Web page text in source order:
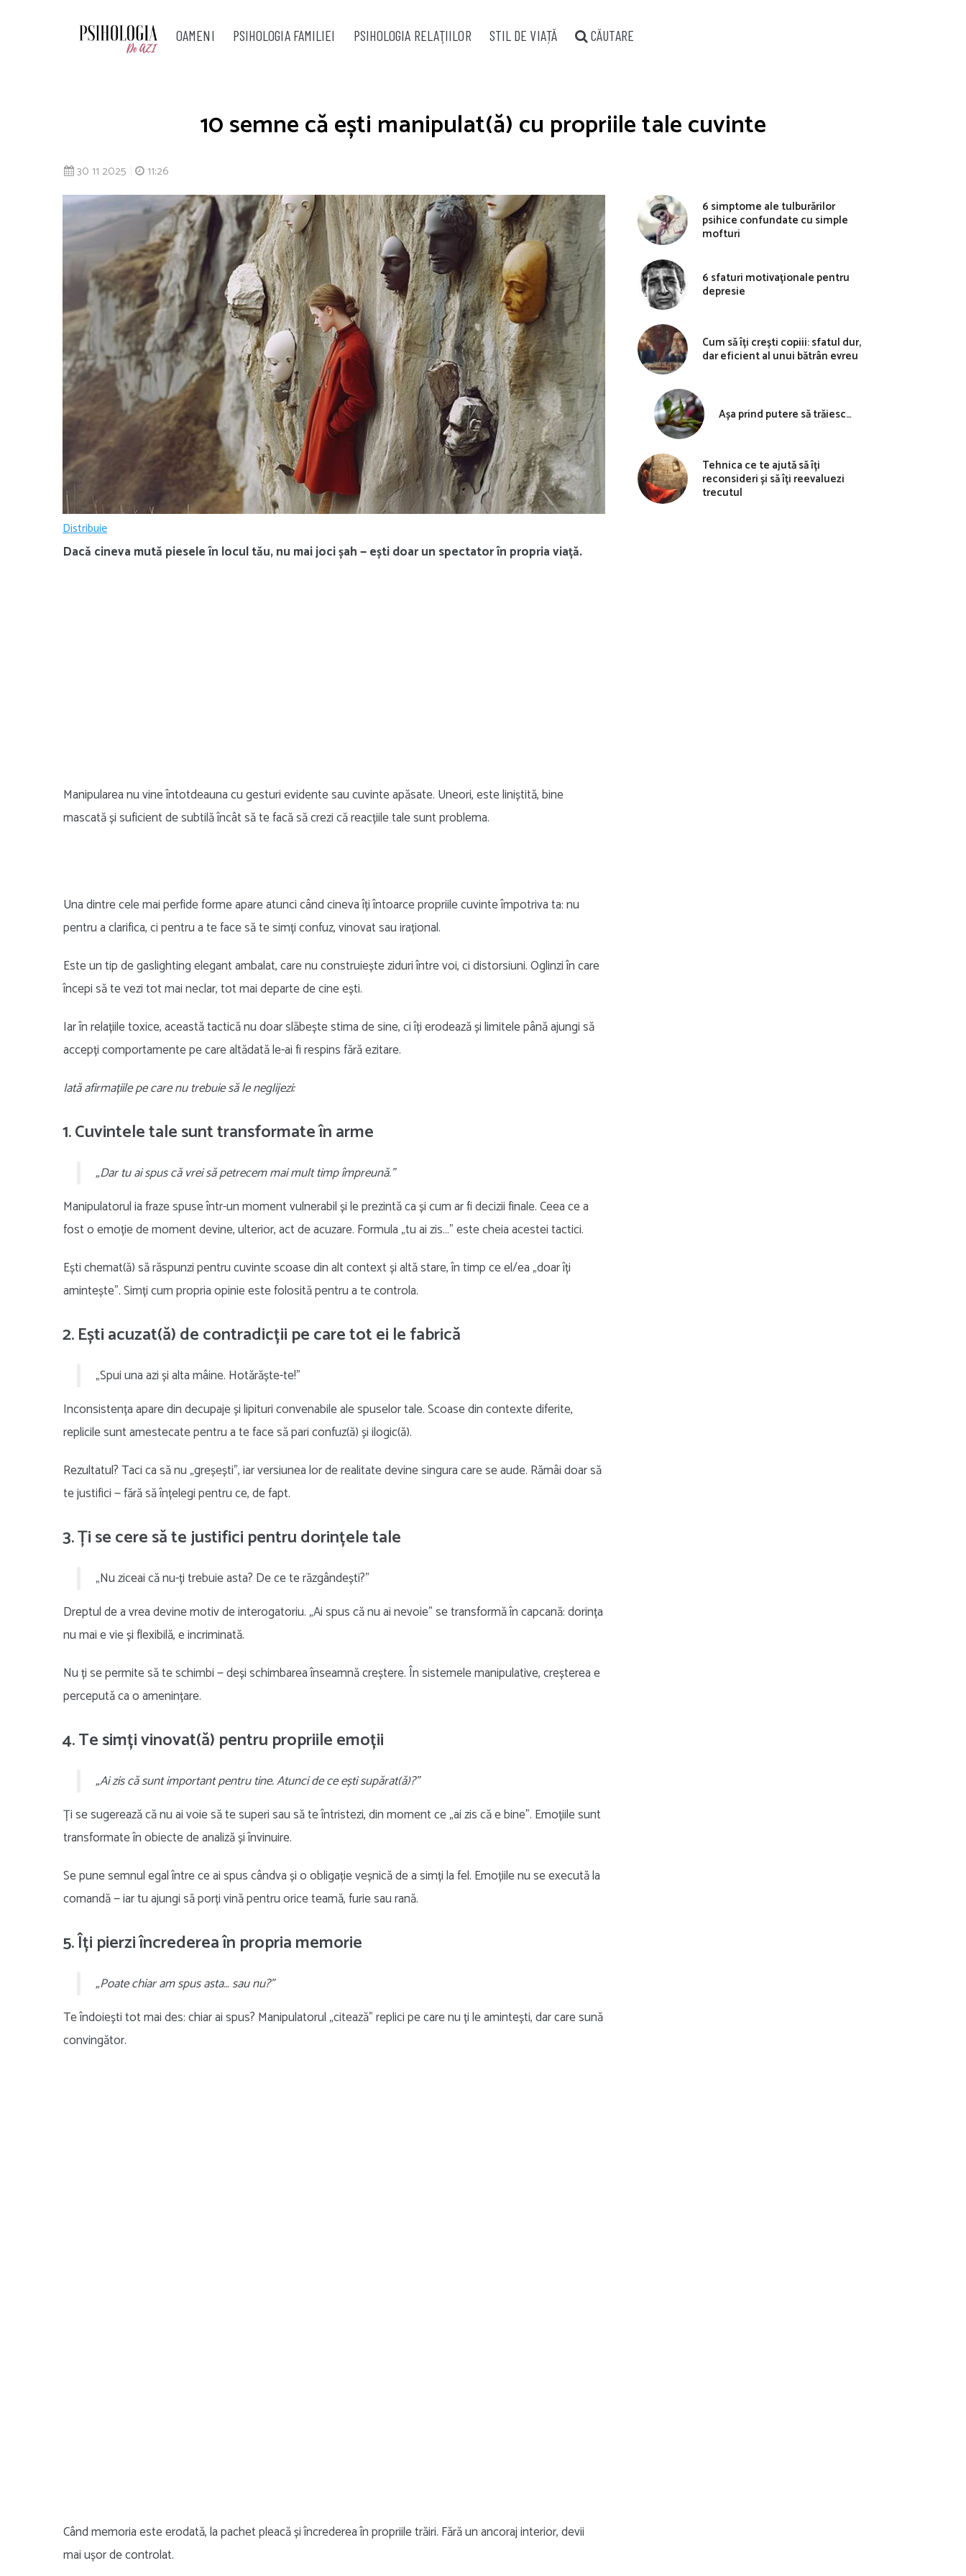
OAMENI PSIHOLOGIA FAMILIEI PSIHOLOGIA RELAŢIILOR STIL DE VIAȚĂ CĂUTARE
10 semne că ești manipulat(ă) cu propriile tale cuvinte
30 11 2025 11:26
Distribuie
Dacă cineva mută piesele în locul tău, nu mai joci șah — ești doar un spectator în propria viață.
Manipularea nu vine întotdeauna cu gesturi evidente sau cuvinte apăsate. Uneori, este liniștită, bine
mascată și suficient de subtilă încât să te facă să crezi că reacțiile tale sunt problema.
Una dintre cele mai perfide forme apare atunci când cineva îți întoarce propriile cuvinte împotriva ta: nu
pentru a clarifica, ci pentru a te face să te simți confuz, vinovat sau irațional.
Este un tip de gaslighting elegant ambalat, care nu construiește ziduri între voi, ci distorsiuni. Oglinzi în care
începi să te vezi tot mai neclar, tot mai departe de cine ești.
Iar în relațiile toxice, această tactică nu doar slăbește stima de sine, ci îți erodează și limitele până ajungi să
accepți comportamente pe care altădată le-ai fi respins fără ezitare.
Iată afirmațiile pe care nu trebuie să le neglijezi:
1. Cuvintele tale sunt transformate în arme
„Dar tu ai spus că vrei să petrecem mai mult timp împreună.”
Manipulatorul ia fraze spuse într-un moment vulnerabil și le prezintă ca și cum ar fi decizii finale. Ceea ce a
fost o emoție de moment devine, ulterior, act de acuzare. Formula „tu ai zis…” este cheia acestei tactici.
Ești chemat(ă) să răspunzi pentru cuvinte scoase din alt context și altă stare, în timp ce el/ea „doar îți
amintește”. Simți cum propria opinie este folosită pentru a te controla.
2. Ești acuzat(ă) de contradicții pe care tot ei le fabrică
„Spui una azi și alta mâine. Hotărăște-te!”
Inconsistența apare din decupaje și lipituri convenabile ale spuselor tale. Scoase din contexte diferite,
replicile sunt amestecate pentru a te face să pari confuz(ă) și ilogic(ă).
Rezultatul? Taci ca să nu „greșești”, iar versiunea lor de realitate devine singura care se aude. Rămâi doar să
te justifici — fără să înțelegi pentru ce, de fapt.
3. Ți se cere să te justifici pentru dorințele tale
„Nu ziceai că nu-ți trebuie asta? De ce te răzgândești?”
Dreptul de a vrea devine motiv de interogatoriu. „Ai spus că nu ai nevoie” se transformă în capcană: dorința
nu mai e vie și flexibilă, e incriminată.
Nu ți se permite să te schimbi — deși schimbarea înseamnă creștere. În sistemele manipulative, creșterea e
percepută ca o amenințare.
4. Te simți vinovat(ă) pentru propriile emoții
„Ai zis că sunt important pentru tine. Atunci de ce ești supărat(ă)?”
Ți se sugerează că nu ai voie să te superi sau să te întristezi, din moment ce „ai zis că e bine”. Emoțiile sunt
transformate în obiecte de analiză și învinuire.
Se pune semnul egal între ce ai spus cândva și o obligație veșnică de a simți la fel. Emoțiile nu se execută la
comandă — iar tu ajungi să porți vină pentru orice teamă, furie sau rană.
5. Îți pierzi încrederea în propria memorie
„Poate chiar am spus asta… sau nu?”
Te îndoiești tot mai des: chiar ai spus? Manipulatorul „citează” replici pe care nu ți le amintești, dar care sună
convingător.
Când memoria este erodată, la pachet pleacă și încrederea în propriile trăiri. Fără un ancoraj interior, devii
mai ușor de controlat.
6 simptome ale tulburărilor
psihice confundate cu simple
mofturi
6 sfaturi motivaționale pentru
depresie
Cum să îți crești copiii: sfatul dur,
dar eficient al unui bătrân evreu
Așa prind putere să trăiesc…
Tehnica ce te ajută să îți
reconsideri și să îți reevaluezi
trecutul